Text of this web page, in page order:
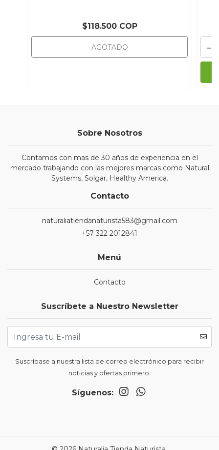
$118.500 COP
AGOTADO -
Sobre Nosotros
Contamos con mas de 30 años de experiencia en el
mercado trabajando con las mejores marcas como Natural
Systems, Solgar, Healthy America.
Contacto
naturaliatiendanaturista583@gmail.com
+57 322 2012841
Menú
Contacto
Suscríbete a Nuestro Newsletter
Suscríbase a nuestra lista de correo electrónico para recibir
noticias y ofertas primero.
Síguenos: